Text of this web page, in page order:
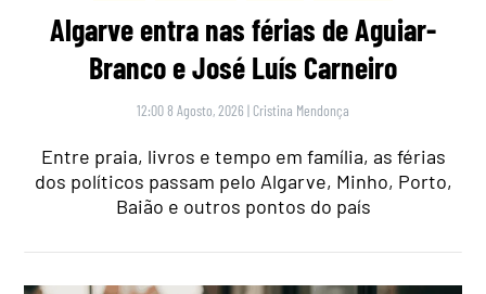
Algarve entra nas férias de Aguiar-
Branco e José Luís Carneiro
12:00 8 Agosto, 2026 | Cristina Mendonça
Entre praia, livros e tempo em família, as férias
dos políticos passam pelo Algarve, Minho, Porto,
Baião e outros pontos do país